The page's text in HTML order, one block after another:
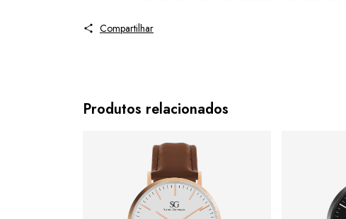
Compartilhar
Produtos relacionados